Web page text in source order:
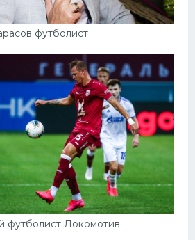
футболист
футболист Локомотив